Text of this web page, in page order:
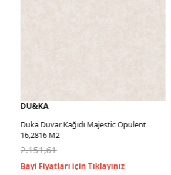
DU&KA
Duka Duvar Kağıdı Majestic Opulent
16,2816 M2
2.151,61